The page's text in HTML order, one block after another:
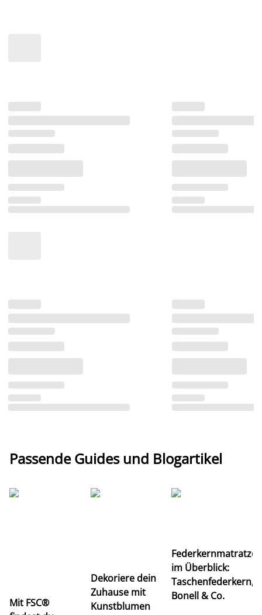
Passende Guides und Blogartikel
Mit FSC®
Dekoriere dein
Zuhause mit
Kunstblumen
im Überblick:
Taschenfederkern,
Bonell & Co.